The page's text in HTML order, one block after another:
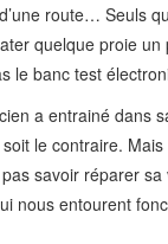
route… Seuls
quelque proie
le banc test
a entrainé dans
le contraire.
savoir réparer
nous entourent